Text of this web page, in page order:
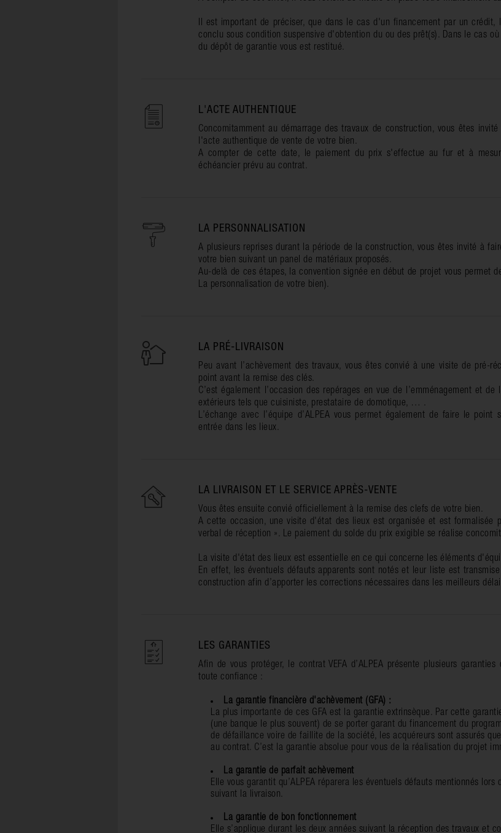
Il est important de préciser, que dans le cas d'un financement par un crédit,
conclu sous condition suspensive d'obtention du ou des prêt(s). Dans le cas
du dépôt de garantie vous est restitué.
L'ACTE AUTHENTIQUE
Concomitamment au démarrage des travaux de construction, vous êtes
l'acte authentique de vente de votre bien.
A compter de cette date, le paiement du prix s'effectue au fur et à
échéancier prévu au contrat.
LA PERSONNALISATION
A plusieurs reprises durant la période de la construction, vous êtes invité à
votre bien suivant un panel de matériaux proposés.
Au-delà de ces étapes, la convention signée en début de projet vous permet
La personnalisation de votre bien).
LA PRÉ-LIVRAISON
Peu avant l’achèvement des travaux, vous êtes convié à une visite de pré-
point avant la remise des clés.
C’est également l’occasion des repérages en vue de l’emménagement et
extérieurs tels que cuisiniste, prestataire de domotique, … .
L’échange avec l’équipe d’ALPEA vous permet également de faire le
entrée dans les lieux.
LA LIVRAISON ET LE SERVICE APRÈS-VENTE
Vous êtes ensuite convié officiellement à la remise des clefs de votre bien.
A cette occasion, une visite d'état des lieux est organisée et est formalisée
verbal de réception ». Le paiement du solde du prix exigible se réalise
La visite d'état des lieux est essentielle en ce qui concerne les éléments
En effet, les éventuels défauts apparents sont notés et leur liste est
construction afin d’apporter les corrections nécessaires dans les meilleurs
LES GARANTIES
Afin de vous protéger, le contrat VEFA d’ALPEA présente plusieurs
toute confiance :
La garantie financière d'achèvement (GFA) :
La plus importante de ces GFA est la garantie extrinsèque. Par cette
(une banque le plus souvent) de se porter garant du financement du
de défaillance voire de faillite de la société, les acquéreurs sont assurés
au contrat. C’est la garantie absolue pour vous de la réalisation du projet
La garantie de parfait achèvement
Elle vous garantit qu’ALPEA réparera les éventuels défauts mentionnés
suivant la livraison.
La garantie de bon fonctionnement
Elle s’applique durant les deux années suivant la réception des travaux et